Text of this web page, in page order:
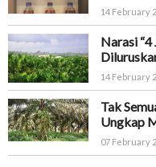
14 February
Narasi
14 February
Tak
Ungkap
07 February